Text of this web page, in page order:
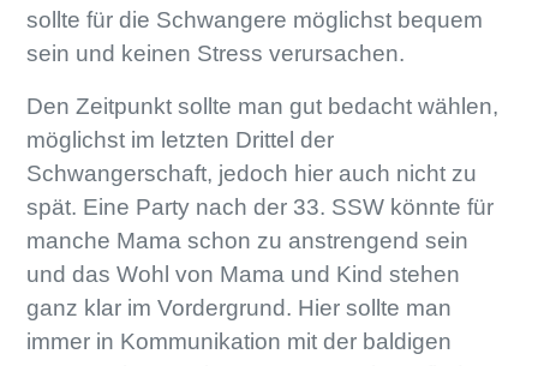
sollte für die Schwangere möglichst bequem
sein und keinen Stress verursachen.
Den Zeitpunkt sollte man gut bedacht wählen,
möglichst im letzten Drittel der
Schwangerschaft, jedoch hier auch nicht zu
spät. Eine Party nach der 33. SSW könnte für
manche Mama schon zu anstrengend sein
und das Wohl von Mama und Kind stehen
ganz klar im Vordergrund. Hier sollte man
immer in Kommunikation mit der baldigen